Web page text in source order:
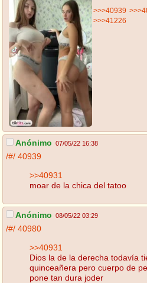
>>>40939
>>>41226
Anónimo 07/05/22 16:38
/#/ 40939
>>40931
moar de la chica del tatoo
Anónimo 08/05/22 03:29
/#/ 40980
>>40931
Dios la de la derecha todavía
quinceañera pero cuerpo de
pone tan dura joder